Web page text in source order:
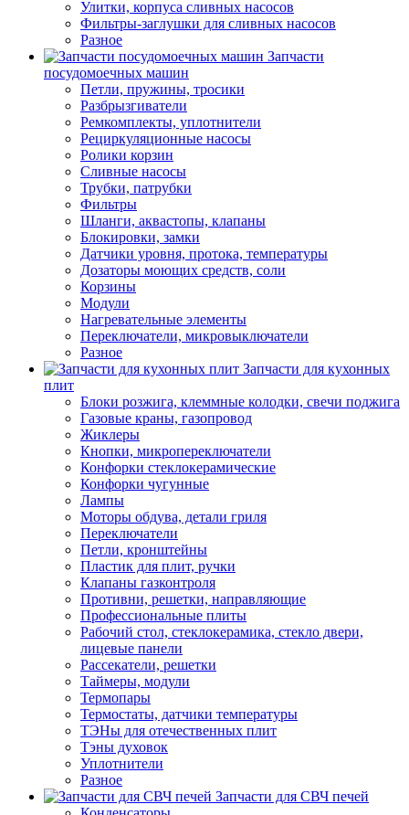
Улитки, корпуса сливных насосов
Фильтры-заглушки для сливных насосов
Разное
Запчасти
посудомоечных машин
Петли, пружины, тросики
Разбрызгиватели
Ремкомплекты, уплотнители
Рециркуляционные насосы
Ролики корзин
Сливные насосы
Трубки, патрубки
Фильтры
Шланги, аквастопы, клапаны
Блокировки, замки
Датчики уровня, протока, температуры
Дозаторы моющих средств, соли
Корзины
Модули
Нагревательные элементы
Переключатели, микровыключатели
Разное
Запчасти для кухонных
плит
Блоки розжига, клеммные колодки, свечи поджига
Газовые краны, газопровод
Жиклеры
Кнопки, микропереключатели
Конфорки стеклокерамические
Конфорки чугунные
Лампы
Моторы обдува, детали гриля
Переключатели
Петли, кронштейны
Пластик для плит, ручки
Клапаны газконтроля
Противни, решетки, направляющие
Профессиональные плиты
Рабочий стол, стеклокерамика, стекло двери,
лицевые панели
Рассекатели, решетки
Таймеры, модули
Термопары
Термостаты, датчики температуры
ТЭНы для отечественных плит
Тэны духовок
Уплотнители
Разное
Запчасти для СВЧ печей